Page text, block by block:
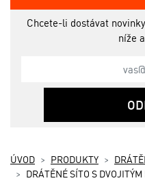
ÚVOD PRODUKTY
DRÁTĚNÉ SÍTO S
Chcete-li dostávat
níže